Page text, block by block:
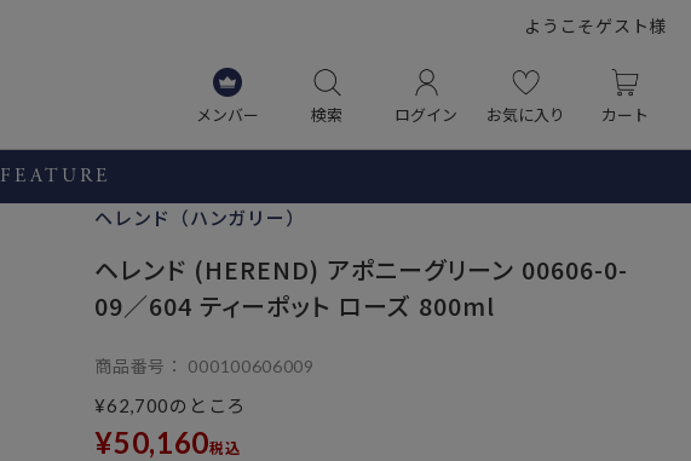
ようこそゲスト様
メンバー 検索 ログイン お気に入り カート
FEATURE
ヘレンド（ハンガリー）
ヘレンド (HEREND) アポニーグリーン 00606-0-
09／604 ティーポット ローズ 800ml
商品番号 000100606009
¥62,700のところ
¥50,160税込